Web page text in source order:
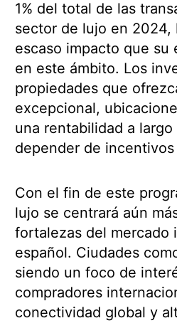
1% del total de las
sector de lujo en 2024,
escaso impacto que su
en este ámbito. Los
propiedades que
excepcional,
una rentabilidad a
depender de
Con el fin de este
lujo se centrará aún
fortalezas del mercado
español. Ciudades
siendo un foco de
compradores
conectividad global y